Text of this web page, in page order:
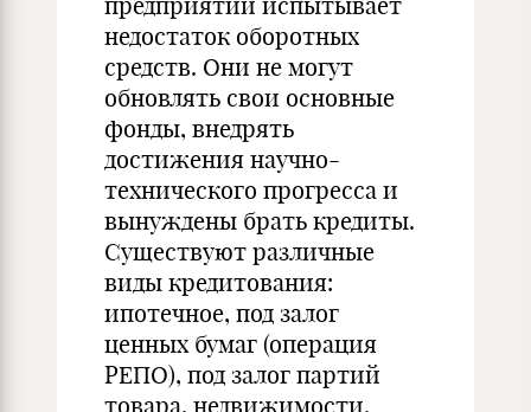
недостаток оборотных
средств. Они не могут
обновлять свои основные
фонды, внедрять
достижения научно-
технического прогресса и
вынуждены брать кредиты.
Существуют различные
виды кредитования:
ипотечное, под залог
ценных бумаг (операция
РЕПО), под залог партий
товара, недвижимости.